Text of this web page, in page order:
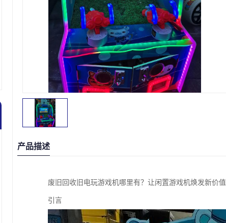
产品描述
废旧回收旧电玩游戏机哪里有？让闲置游戏机焕发新价值
引言